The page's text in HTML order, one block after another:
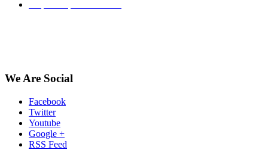
We Are Social
Facebook
Twitter
Youtube
Google +
RSS Feed